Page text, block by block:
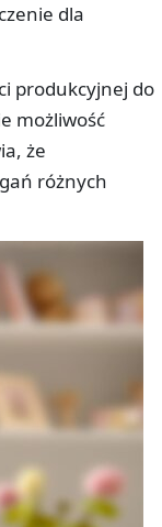
dla
produkcyjnej do
możliwość
że
różnych